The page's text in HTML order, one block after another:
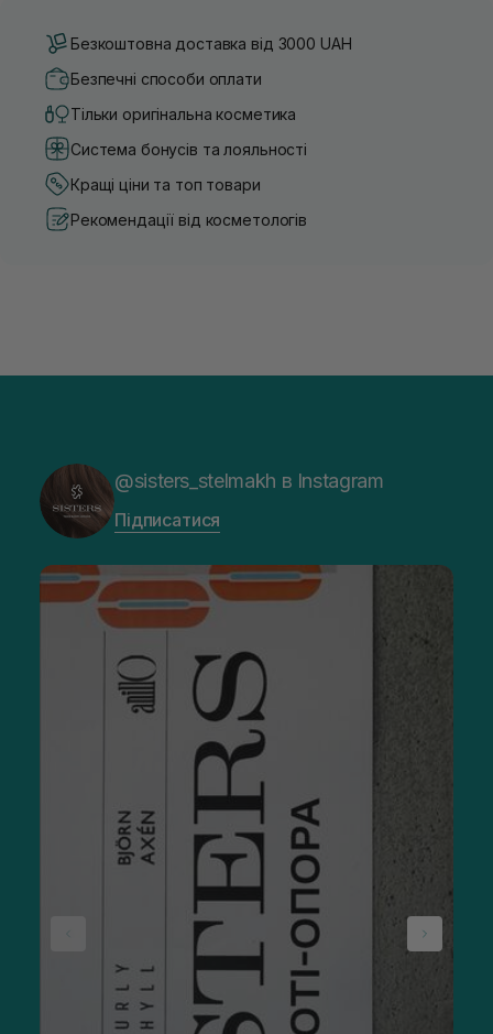
Безкоштовна доставка від 3000 UAH
Безпечні способи оплати
Тільки оригінальна косметика
Система бонусів та лояльності
Кращі ціни та топ товари
Рекомендації від косметологів
@sisters_stelmakh в Instagram
Підписатися